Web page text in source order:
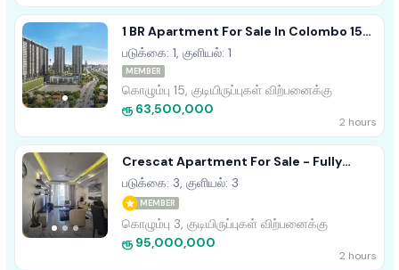
1 BR Apartment For Sale In Colombo 15
(Marina Square)
படுக்கை: 1, குளியல்: 1
MEMBER
கொழும்பு 15, குடியிருப்புகள் விற்பனைக்கு
ரூ 63,500,000
2 hours
Crescat Apartment For Sale - Fully
Furnished
படுக்கை: 3, குளியல்: 3
MEMBER
கொழும்பு 3, குடியிருப்புகள் விற்பனைக்கு
ரூ 95,000,000
2 hours